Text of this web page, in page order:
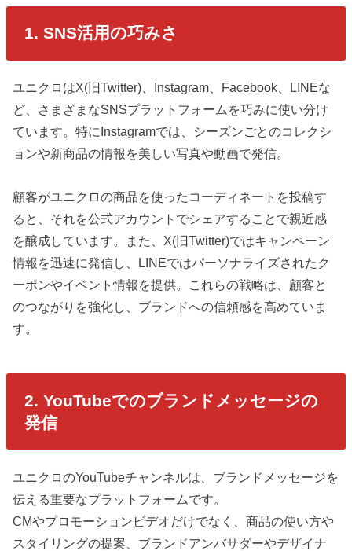
1. SNS活用の巧みさ
ユニクロはX(旧Twitter)、Instagram、Facebook、LINEな
ど、さまざまなSNSプラットフォームを巧みに使い分け
ています。特にInstagramでは、シーズンごとのコレクシ
ョンや新商品の情報を美しい写真や動画で発信。
顧客がユニクロの商品を使ったコーディネートを投稿す
ると、それを公式アカウントでシェアすることで親近感
を醸成しています。また、X(旧Twitter)ではキャンペーン
情報を迅速に発信し、LINEではパーソナライズされたク
ーポンやイベント情報を提供。これらの戦略は、顧客と
のつながりを強化し、ブランドへの信頼感を高めていま
す。
2. YouTubeでのブランドメッセージの
発信
ユニクロのYouTubeチャンネルは、ブランドメッセージを
伝える重要なプラットフォームです。
CMやプロモーションビデオだけでなく、商品の使い方や
スタイリングの提案、ブランドアンバサダーやデザイナ